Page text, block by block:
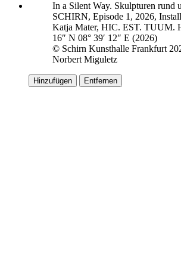
In a Silent Way. Skulpturen rund
SCHIRN, Episode 1, 2026,
Katja Mater, HIC. EST. TUUM.
16″ N 08° 39′ 12″ E (2026)
© Schirn Kunsthalle Frankfurt
Norbert Miguletz
Hinzufügen Entfernen